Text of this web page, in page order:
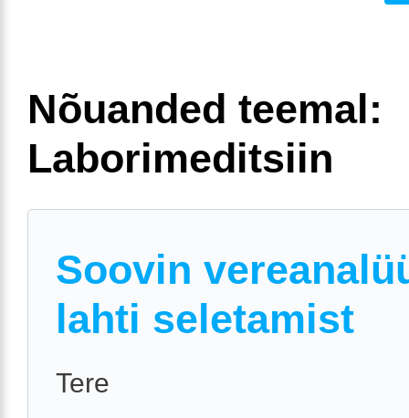
Nõuanded teemal:
Laborimeditsiin
Soovin
lahti seletamist
Tere